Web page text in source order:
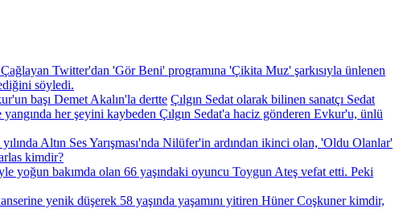
Twitter'dan 'Gör Beni' programına 'Çikita Muz' şarkısıyla ünlenen
söyledi.
başı Demet Akalın'la dertte Çılgın Sedat olarak bilinen sanatçı Sedat
her şeyini kaybeden Çılgın Sedat'a haciz gönderen Evkur'u, ünlü
yılında Altın Ses Yarışması'nda Nilüfer'in ardından ikinci olan, 'Oldu Olanlar'
kimdir?
yoğun bakımda olan 66 yaşındaki oyuncu Toygun Ateş vefat etti. Peki
yenik düşerek 58 yaşında yaşamını yitiren Hüner Coşkuner kimdir,